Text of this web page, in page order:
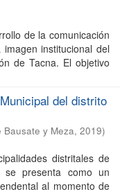
de la comunicación
institucional del
de Tacna. El objetivo
del distrito
Bausate y Meza, 2019)
distritales de
presenta como un
al momento de